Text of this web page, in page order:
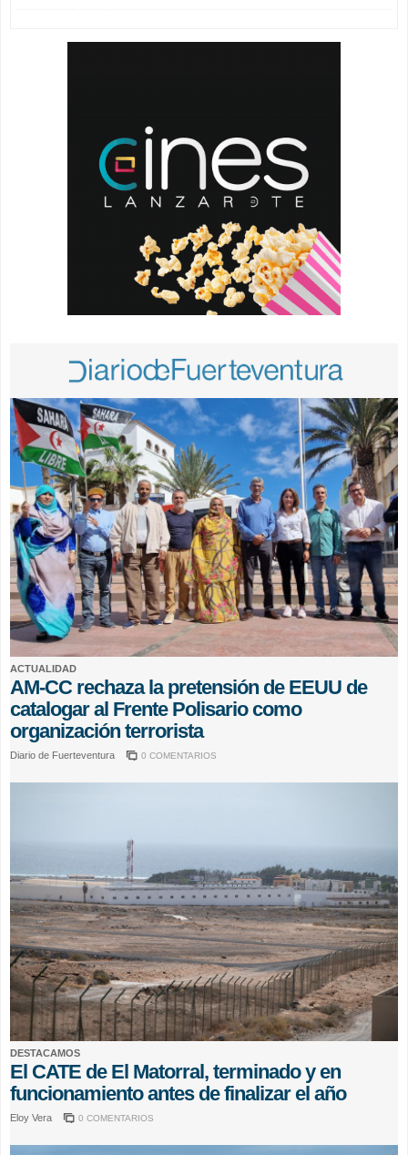
ACTUALIDAD
AM-CC rechaza la pretensión de EEUU de
catalogar al Frente Polisario como
organización terrorista
Diario de Fuerteventura 0 COMENTARIOS
DESTACAMOS
El CATE de El Matorral, terminado y en
funcionamiento antes de finalizar el año
Eloy Vera 0 COMENTARIOS